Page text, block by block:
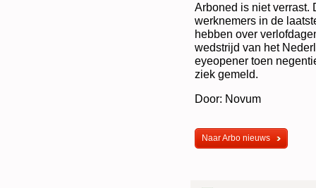
Arboned is niet verrast.
werknemers in de
hebben over
wedstrijd van het
eyeopener toen
ziek gemeld.
Door: Novum
Naar Arbo nieuws